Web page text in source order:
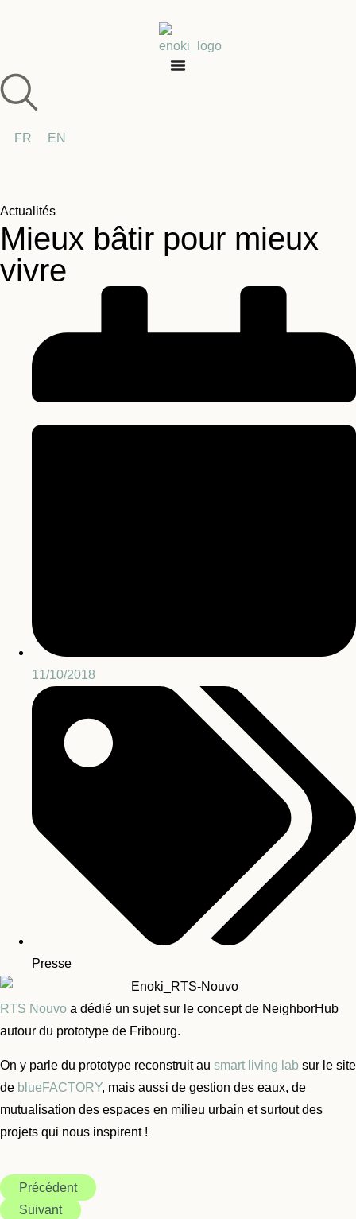
FR EN
Actualités
Mieux bâtir pour mieux
vivre
11/10/2018
Presse
RTS Nouvo a dédié un sujet sur le concept de NeighborHub
autour du prototype de Fribourg.
On y parle du prototype reconstruit au smart living lab sur le site
de blueFACTORY, mais aussi de gestion des eaux, de
mutualisation des espaces en milieu urbain et surtout des
projets qui nous inspirent !
Précédent
Suivant